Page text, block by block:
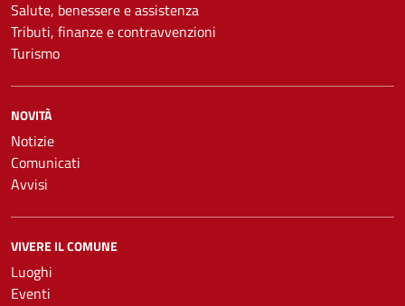
Salute, benessere e assistenza
Tributi, finanze e contravvenzioni
Turismo
NOVITÀ
Notizie
Comunicati
Avvisi
VIVERE IL COMUNE
Luoghi
Eventi